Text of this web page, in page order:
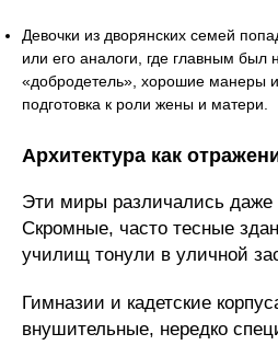
Девочки из дворянских семей
или его аналоги, где главным был
«добродетель», хорошие манеры
подготовка к роли жены и матери.
Архитектура как
Эти миры различались даже
Скромные, часто тесные
училищ тонули в уличной
Гимназии и кадетские
внушительные, нередко